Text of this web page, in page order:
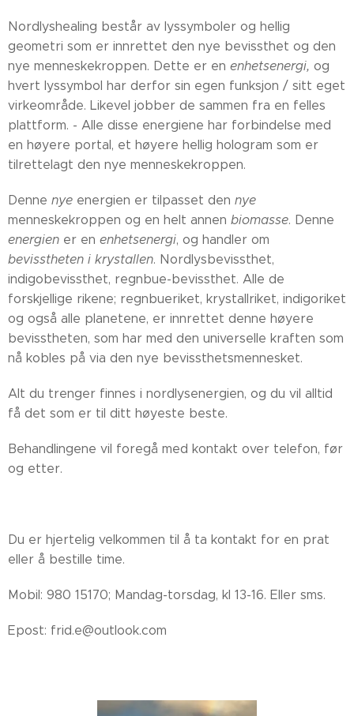
Nordlyshealing består av lyssymboler og hellig
geometri som er innrettet den nye bevissthet og den
nye menneskekroppen. Dette er en enhetsenergi, og
hvert lyssymbol har derfor sin egen funksjon / sitt eget
virkeområde. Likevel jobber de sammen fra en felles
plattform. - Alle disse energiene har forbindelse med
en høyere portal, et høyere hellig hologram som er
tilrettelagt den nye menneskekroppen.
Denne nye energien er tilpasset den nye
menneskekroppen og en helt annen biomasse. Denne
energien er en enhetsenergi, og handler om
bevisstheten i krystallen. Nordlysbevissthet,
indigobevissthet, regnbue-bevissthet. Alle de
forskjellige rikene; regnbueriket, krystallriket, indigoriket
og også alle planetene, er innrettet denne høyere
bevisstheten, som har med den universelle kraften som
nå kobles på via den nye bevissthetsmennesket.
Alt du trenger finnes i nordlysenergien, og du vil alltid
få det som er til ditt høyeste beste.
Behandlingene vil foregå med kontakt over telefon, før
og etter.
Du er hjertelig velkommen til å ta kontakt for en prat
eller å bestille time.
Mobil: 980 15170; Mandag-torsdag, kl 13-16. Eller sms.
Epost: frid.e@outlook.com